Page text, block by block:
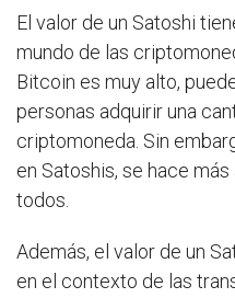
El valor de un Satoshi
mundo de las
Bitcoin es muy alto,
personas adquirir una
criptomoneda. Sin
en Satoshis, se hace
todos.
Además, el valor de un
en el contexto de las